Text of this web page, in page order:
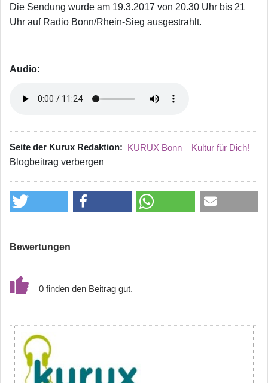
Die Sendung wurde am 19.3.2017 von 20.30 Uhr bis 21
Uhr auf Radio Bonn/Rhein-Sieg ausgestrahlt.
Audio:
Seite der Kurux Redaktion
KURUX Bonn – Kultur für Dich!
Blogbeitrag verbergen
Bewertungen
0